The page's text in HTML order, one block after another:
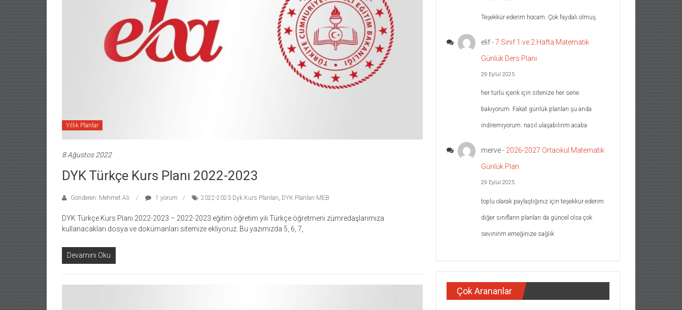
Yıllık Planlar
8 Ağustos 2022
DYK Türkçe Kurs Planı 2022-2023
Gönderen: Mehmet Ali 1 yorum 2022-2023 Dyk Kurs Planları, DYK Planları MEB
DYK Türkçe Kurs Planı 2022-2023 – 2022-2023 eğitim öğretim yılı Türkçe öğretmeni zümredaşlarımıza
kullanacakları dosya ve dokümanları sitemize ekliyoruz. Bu yazımızda 5, 6, 7,
Devamını Oku
Teşekkür ederim hocam. Çok faydalı olmuş.
elif-7.Sınıf 1.ve 2.Hafta Matematik
Günlük Ders Planı
29 Eylül 2025
her türlü içerik için sitenize her sene
bakıyorum. Fakat günlük planları şu anda
indiremiyorum. nasıl ulaşabilirim acaba
merve- 2026-2027 Ortaokul Matematik
Günlük Plan
29 Eylül 2025
toplu olarak paylaştığınız için teşekkür ederim
diğer sınıfların planları da güncel olsa çok
sevinirim emeğinize sağlık
Çok Arananlar